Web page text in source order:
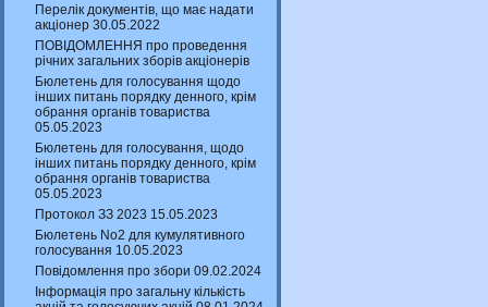
Перелік документів, що має надати
акціонер 30.05.2022
ПОВІДОМЛЕННЯ про проведення
річних загальних зборів акціонерів
Бюлетень для голосування щодо
інших питань порядку денного, крім
обрання органів товариства
05.05.2023
Бюлетень для голосування, щодо
інших питань порядку денного, крім
обрання органів товариства
05.05.2023
Протокол ЗЗ 2023 15.05.2023
Бюлетень No2 для кумулятивного
голосування 10.05.2023
Повідомлення про збори 09.02.2024
Інформація про загальну кількість